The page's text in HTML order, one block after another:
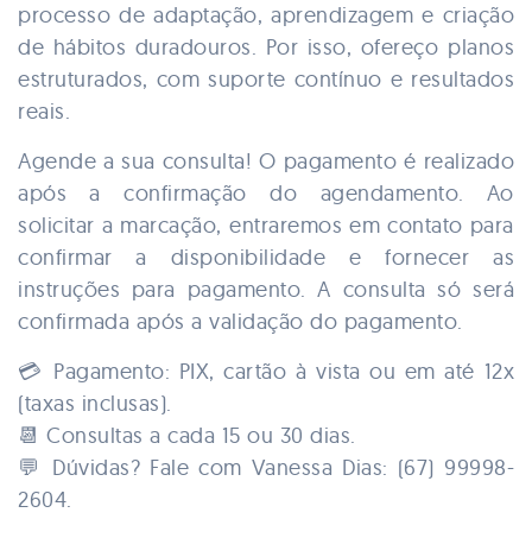
processo de adaptação, aprendizagem e criação
de hábitos duradouros. Por isso, ofereço planos
estruturados, com suporte contínuo e resultados
reais.
Agende a sua consulta! O pagamento é realizado
após a confirmação do agendamento. Ao
solicitar a marcação, entraremos em contato para
confirmar a disponibilidade e fornecer as
instruções para pagamento. A consulta só será
confirmada após a validação do pagamento.
💳 Pagamento: PIX, cartão à vista ou em até 12x
(taxas inclusas).
📆 Consultas a cada 15 ou 30 dias.
💬 Dúvidas? Fale com Vanessa Dias: (67) 99998-
2604.